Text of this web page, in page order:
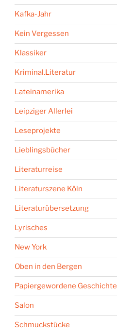
Kafka-Jahr
Kein Vergessen
Klassiker
Kriminal.Literatur
Lateinamerika
Leipziger Allerlei
Leseprojekte
Lieblingsbücher
Literaturreise
Literaturszene Köln
Literaturübersetzung
Lyrisches
New York
Oben in den Bergen
Papiergewordene Geschichte
Salon
Schmuckstücke